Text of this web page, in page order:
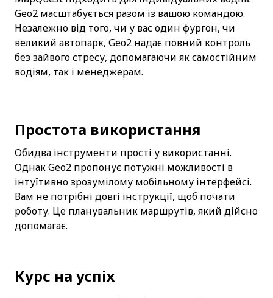
Geo2 масштабується разом із вашою командою.
Незалежно від того, чи у вас один фургон, чи
великий автопарк, Geo2 надає повний контроль
без зайвого стресу, допомагаючи як самостійним
водіям, так і менеджерам.
Простота використання
Обидва інструменти прості у використанні.
Однак Geo2 пропонує потужні можливості в
інтуїтивно зрозумілому мобільному інтерфейсі.
Вам не потрібні довгі інструкції, щоб почати
роботу. Це планувальник маршрутів, який дійсно
допомагає.
Курс на успіх